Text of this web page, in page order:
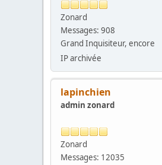
Zonard
Messages: 908
Grand Inquisiteur, encore
IP archivée
lapinchien
admin zonard
Zonard
Messages: 12035